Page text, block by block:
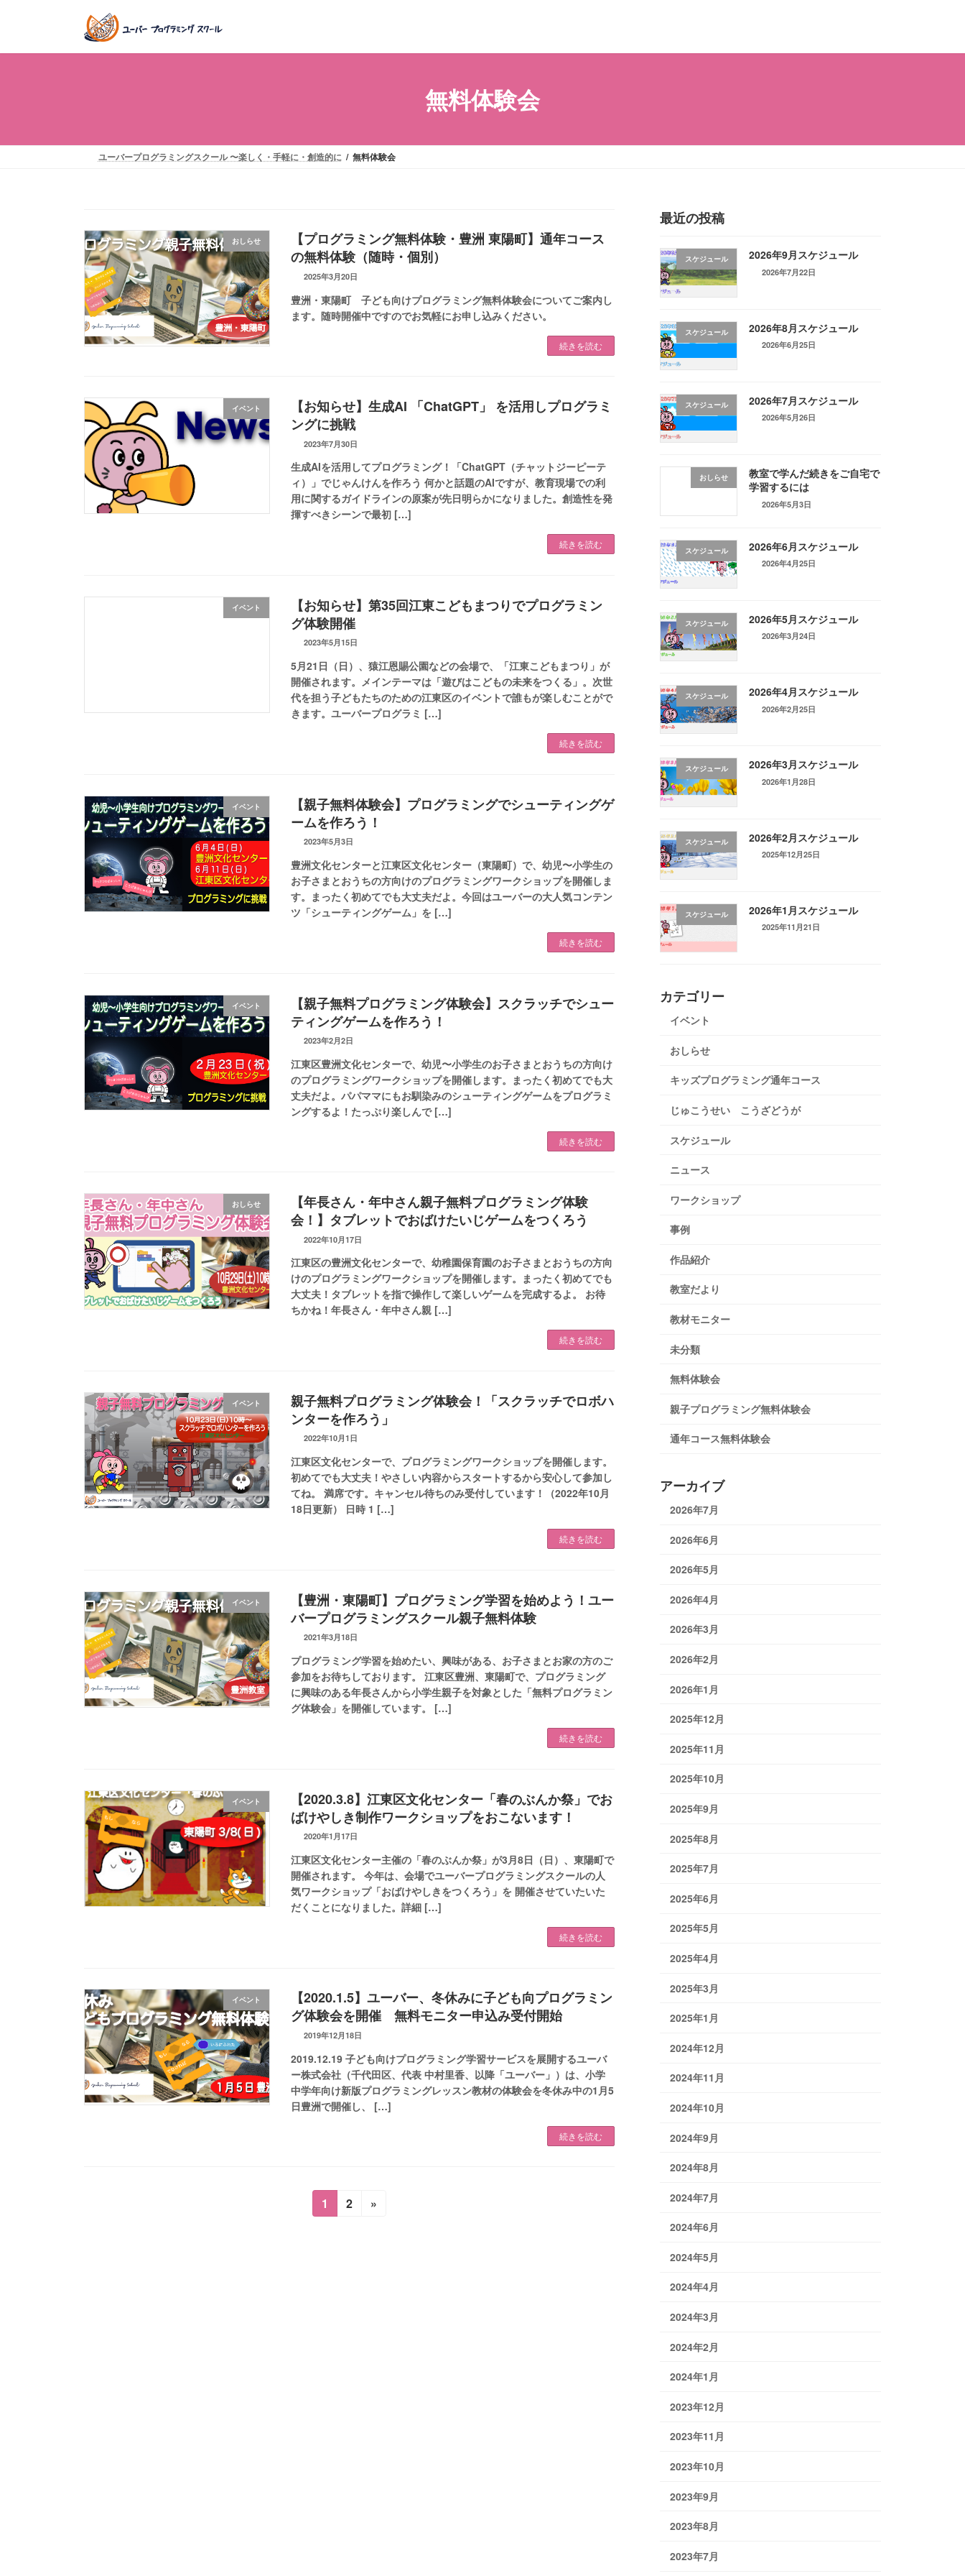
ッ
移
無料体験会
ユーバープログラミングスクール 〜楽しく・手軽に・創造的に 無料体験会
おしらせ
【プログラミング無料体験・豊洲 東陽町】通年コース
の無料体験（随時・個別）
2025年3月20日
豊洲・東陽町 子ども向けプログラミング無料体験会についてご案内し
ます。随時開催中ですのでお気軽にお申し込みください。
続きを読む
イベント
【お知らせ】生成AI 「ChatGPT」 を活用しプログラミ
ングに挑戦
2023年7月30日
生成AIを活用してプログラミング！「ChatGPT（チャットジーピーテ
ィ）」でじゃんけんを作ろう 何かと話題のAIですが、教育現場での利
用に関するガイドラインの原案が先日明らかになりました。創造性を発
揮すべきシーンで最初 […]
続きを読む
イベント
【お知らせ】第35回江東こどもまつりでプログラミン
グ体験開催
2023年5月15日
5月21日（日）、猿江恩賜公園などの会場で、「江東こどもまつり」が
開催されます。メインテーマは「遊びはこどもの未来をつくる」。次世
代を担う子どもたちのための江東区のイベントで誰もが楽しむことがで
きます。ユーバープログラミ […]
続きを読む
イベント
【親子無料体験会】プログラミングでシューティングゲ
ームを作ろう！
2023年5月3日
豊洲文化センターと江東区文化センター（東陽町）で、幼児〜小学生の
お子さまとおうちの方向けのプログラミングワークショップを開催しま
す。まったく初めてでも大丈夫だよ。今回はユーバーの大人気コンテン
ツ「シューティングゲーム」を […]
続きを読む
イベント
【親子無料プログラミング体験会】スクラッチでシュー
ティングゲームを作ろう！
2023年2月2日
江東区豊洲文化センターで、幼児〜小学生のお子さまとおうちの方向け
のプログラミングワークショップを開催します。まったく初めてでも大
丈夫だよ。パパママにもお馴染みのシューティングゲームをプログラミ
ングするよ！たっぷり楽しんで […]
続きを読む
おしらせ
【年長さん・年中さん親子無料プログラミング体験
会！】タブレットでおばけたいじゲームをつくろう
2022年10月17日
江東区の豊洲文化センターで、幼稚園保育園のお子さまとおうちの方向
けのプログラミングワークショップを開催します。まったく初めてでも
大丈夫！タブレットを指で操作して楽しいゲームを完成するよ。 お待
ちかね！年長さん・年中さん親 […]
続きを読む
イベント
親子無料プログラミング体験会！「スクラッチでロボハ
ンターを作ろう」
2022年10月1日
江東区文化センターで、プログラミングワークショップを開催します。
初めてでも大丈夫！やさしい内容からスタートするから安心して参加し
てね。 満席です。キャンセル待ちのみ受付しています！（2022年10月
18日更新） 日時 1 […]
続きを読む
イベント
【豊洲・東陽町】プログラミング学習を始めよう！ユー
バープログラミングスクール親子無料体験
2021年3月18日
プログラミング学習を始めたい、興味がある、お子さまとお家の方のご
参加をお待ちしております。 江東区豊洲、東陽町で、プログラミング
に興味のある年長さんから小学生親子を対象とした「無料プログラミン
グ体験会」を開催しています。 […]
続きを読む
イベント
【2020.3.8】江東区文化センター「春のぶんか祭」でお
ばけやしき制作ワークショップをおこないます！
2020年1月17日
江東区文化センター主催の「春のぶんか祭」が3月8日（日）、東陽町で
開催されます。 今年は、会場でユーバープログラミングスクールの人
気ワークショップ「おばけやしきをつくろう」を 開催させていたいた
だくことになりました。詳細 […]
続きを読む
イベント
【2020.1.5】ユーバー、冬休みに子ども向プログラミン
グ体験会を開催 無料モニター申込み受付開始
2019年12月18日
2019.12.19 子ども向けプログラミング学習サービスを展開するユーバ
ー株式会社（千代田区、代表 中村里香、以降「ユーバー」）は、小学
中学年向け新版プログラミングレッスン教材の体験会を冬休み中の1月5
日豊洲で開催し、 […]
続きを読む
固
定
1
固
2 »
最近の投稿
スケジュール 2026年9月スケジュール
2026年7月22日
スケジュール 2026年8月スケジュール
2026年6月25日
スケジュール 2026年7月スケジュール
2026年5月26日
おしらせ
教室で学んだ続きをご自宅で
学習するには
2026年5月3日
スケジュール 2026年6月スケジュール
2026年4月25日
スケジュール 2026年5月スケジュール
2026年3月24日
スケジュール 2026年4月スケジュール
2026年2月25日
スケジュール 2026年3月スケジュール
2026年1月28日
スケジュール 2026年2月スケジュール
2025年12月25日
スケジュール 2026年1月スケジュール
2025年11月21日
カテゴリー
イベント
おしらせ
キッズプログラミング通年コース
じゅこうせい こうざどうが
スケジュール
ニュース
ワークショップ
事例
作品紹介
教室だより
教材モニター
未分類
無料体験会
親子プログラミング無料体験会
通年コース無料体験会
アーカイブ
2026年7月
2026年6月
2026年5月
2026年4月
2026年3月
2026年2月
2026年1月
2025年12月
2025年11月
2025年10月
2025年9月
2025年8月
2025年7月
2025年6月
2025年5月
2025年4月
2025年3月
2025年1月
2024年12月
2024年11月
2024年10月
2024年9月
2024年8月
2024年7月
2024年6月
2024年5月
2024年4月
2024年3月
2024年2月
2024年1月
2023年12月
2023年11月
2023年10月
2023年9月
2023年8月
2023年7月